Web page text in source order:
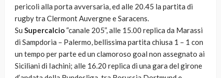
pericoli alla porta avversaria, ed alle 20.45 la partita di
rugby tra Clermont Auvergne e Saracens.
Su Supercalcio “canale 205”, alle 15.00 replica da Marassi
di Sampdoria – Palermo, bellissima partita chiusa 1 – 1 con
un tempo per parte ed un clamoroso goal non assegnato ai
Siciliani di Iachini; alle 16.20 replica di una gara del girone